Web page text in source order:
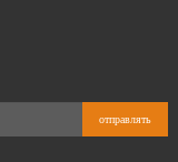
отправлять